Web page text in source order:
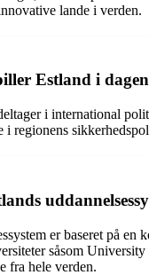
lande i verden.
Estland i
i international
regionens
er baseret på
såsom
fra hele verden.